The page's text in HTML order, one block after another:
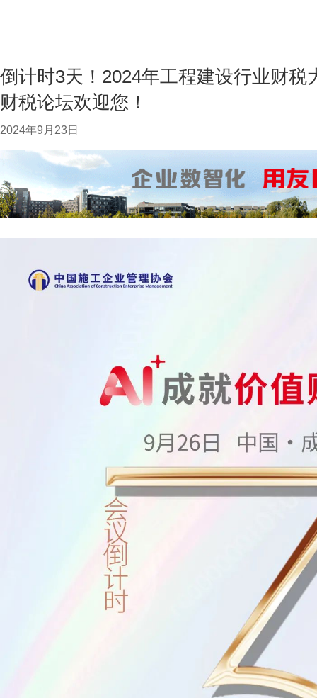
倒计时3天！2024年工程建设行业财
财税论坛欢迎您！
2024年9月23日